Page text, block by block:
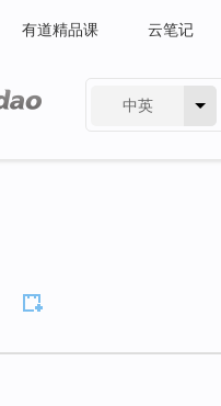
有道精品课 云笔记
中英